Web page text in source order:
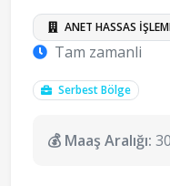
ANET HASSAS
Tam zamanli
Serbest Bölge
💰 Maaş Aralığı: